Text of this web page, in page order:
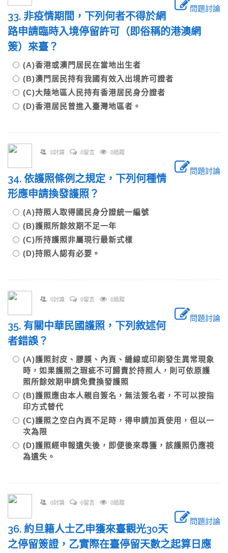
問題討論
33. 非疫情期間，下列何者不得於網
路申請臨時入境停留許可（即俗稱的港澳網
簽）來臺？
(A)香港或澳門居民在當地出生者
(B)澳門居民持有我國有效入出境許可證者
(C)大陸地區人民持有香港居民身分證者
(D)香港居民曾進入臺灣地區者。
0討論 0留言 0追蹤
問題討論
34. 依護照條例之規定，下列何種情
形應申請換發護照？
(A)持照人取得國民身分證統一編號
(B)護照所餘效期不足一年
(C)所持護照非屬現行最新式樣
(D)持照人認有必要。
0討論 0留言 0追蹤
問題討論
35. 有關中華民國護照，下列敘述何
者錯誤？
(A)護照封皮、膠膜、內頁、縫線或印刷發生異常現象
時，如果護照之瑕疵不可歸責於持照人，則可依原護
照所餘效期申請免費換發護照
(B)護照應由本人親自簽名，無法簽名者，不可以按指
印方式替代
(C)護照之空白內頁不足時，得申請加頁使用，但以一
次為限
(D)護照經申報遺失後，即便後來尋獲，該護照仍應視
為遺失。
0討論 0留言 0追蹤
問題討論
36. 約旦籍人士乙申獲來臺觀光30天
之停留簽證，乙實際在臺停留天數之起算日應